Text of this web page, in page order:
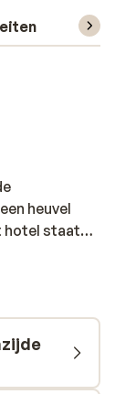
heuvel
hotel staat
en een fijn
Kreta. De
lichte
in een van
in een
en